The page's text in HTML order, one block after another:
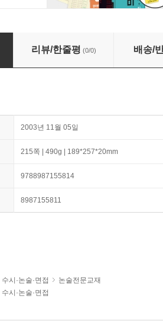
리뷰/한줄평 (0/0) 배송/
2003년 11월 05일
215쪽 | 490g | 189*257*20mm
9788987155814
8987155811
수시·논술·면접
논술전문교재
수시·논술·면접